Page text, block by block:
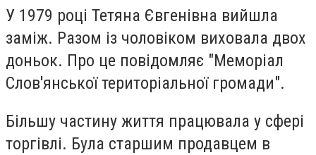
У 1979 році Тетяна Євгенівна вийшла
заміж. Разом із чоловіком виховала двох
доньок. Про це повідомляє "Меморіал
Слов'янської територіальної громади".
Більшу частину життя працювала у сфері
торгівлі. Була старшим продавцем в